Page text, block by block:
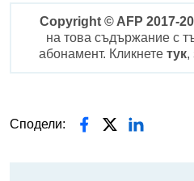
Copyright © AFP 2017-
на това съдържание с
абонамент. Кликнете тук,
Сподели: